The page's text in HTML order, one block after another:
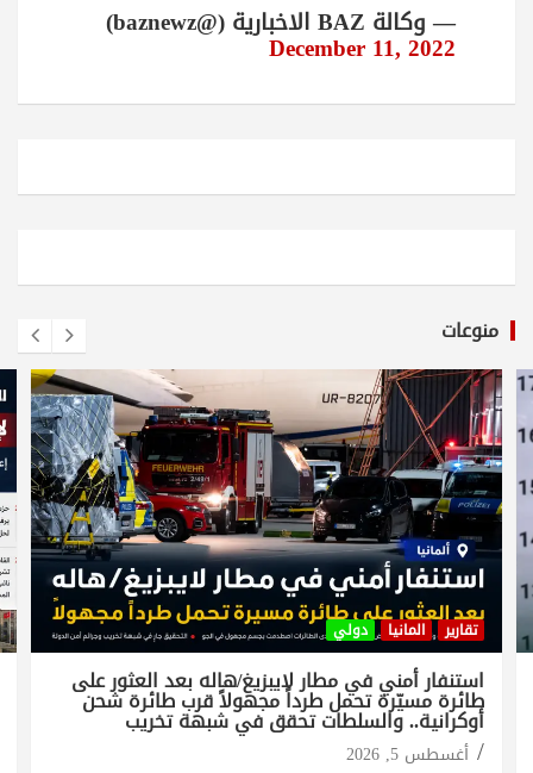
— وكالة BAZ الاخبارية (@baznewz)
December 11, 2022
منوعات
تقارير المانيا دولي
استنفار أمني في مطار لايبزيغ/هاله بعد العثور على
طائرة مسيّرة تحمل طرداً مجهولاً قرب طائرة شحن
أوكرانية.. والسلطات تحقق في شبهة تخريب
أغسطس 5, 2026